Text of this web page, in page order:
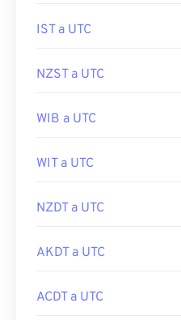
IST a UTC
NZST a UTC
WIB a UTC
WIT a UTC
NZDT a UTC
AKDT a UTC
ACDT a UTC